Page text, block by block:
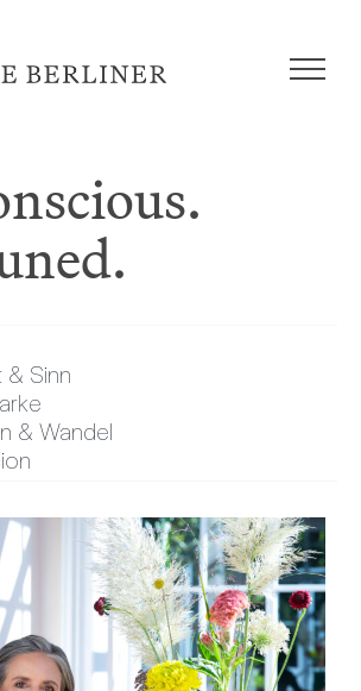
& Sinn
& Wandel